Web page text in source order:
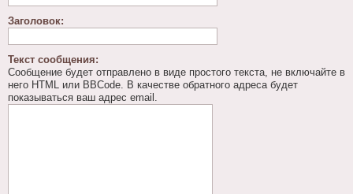
Заголовок:
Текст сообщения:
Сообщение будет отправлено в виде простого текста, не включайте в
него HTML или BBCode. В качестве обратного адреса будет
показываться ваш адрес email.